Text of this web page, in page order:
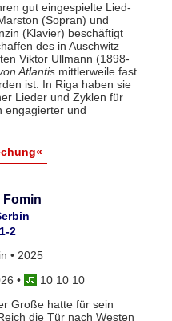
gut eingespielte Lied-
(Sopran) und
(Klavier) beschäftigt
des in Auschwitz
Viktor Ullmann (1898-
Atlantismittlerweile fast
ist. In Riga haben sie
Lieder und Zyklen für
engagierter und
Fomin
2
• 2025
•
10 10 10
Große hatte für sein
die Tür nach Westen